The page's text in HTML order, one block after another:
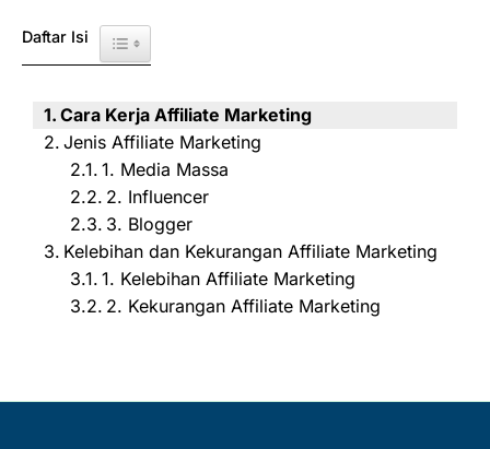
Daftar Isi Toggle Table of Content
Cara Kerja Affiliate Marketing
Jenis Affiliate Marketing
1. Media Massa
2. Influencer
3. Blogger
Kelebihan dan Kekurangan Affiliate Marketing
1. Kelebihan Affiliate Marketing
2. Kekurangan Affiliate Marketing